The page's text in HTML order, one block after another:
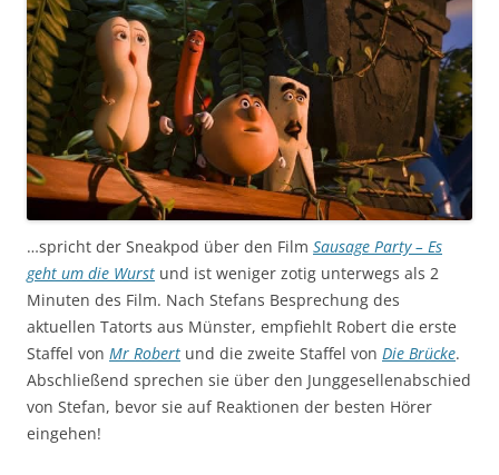
…spricht der Sneakpod über den Film Sausage Party – Es
geht um die Wurst und ist weniger zotig unterwegs als 2
Minuten des Film. Nach Stefans Besprechung des
aktuellen Tatorts aus Münster, empfiehlt Robert die erste
Staffel von Mr Robert und die zweite Staffel von Die Brücke.
Abschließend sprechen sie über den Junggesellenabschied
von Stefan, bevor sie auf Reaktionen der besten Hörer
eingehen!